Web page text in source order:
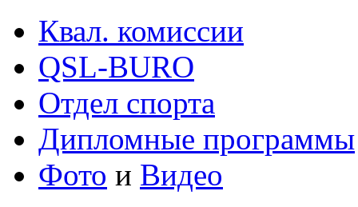
Квал. комиссии
QSL-BURO
Отдел спорта
Дипломные программы
Фото и Видео